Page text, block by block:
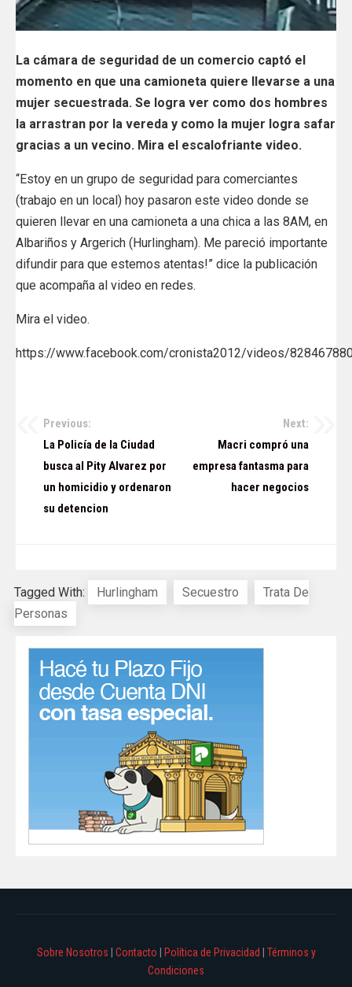
La cámara de seguridad de un comercio captó el
momento en que una camioneta quiere llevarse a una
mujer secuestrada. Se logra ver como dos hombres
la arrastran por la vereda y como la mujer logra safar
gracias a un vecino. Mira el escalofriante video.
“Estoy en un grupo de seguridad para comerciantes
(trabajo en un local) hoy pasaron este video donde se
quieren llevar en una camioneta a una chica a las 8AM, en
Albariños y Argerich (Hurlingham). Me pareció importante
difundir para que estemos atentas!” dice la publicación
que acompaña al video en redes.
Mira el video.
https://www.facebook.com/cronista2012/videos/
Navegación
entradas
Previous:
La Policía de la Ciudad
busca al Pity Alvarez por
un homicidio y ordenaron
su detencion
Next:
Macri compró una
empresa fantasma para
hacer negocios
Tagged With: Hurlingham Secuestro
Trata De
Personas
Sobre Nosotros Contacto Política de Privacidad
Términos y
Condiciones